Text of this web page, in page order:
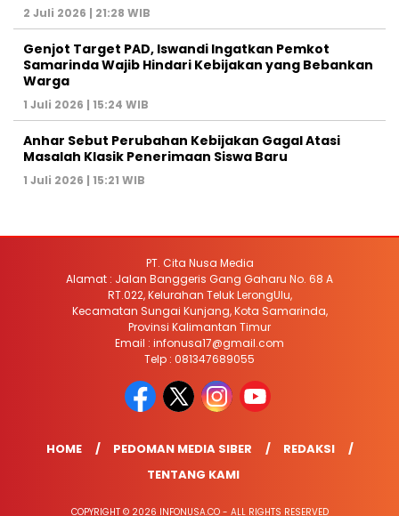
2 Juli 2026 | 21:28 WIB
Genjot Target PAD, Iswandi Ingatkan Pemkot
Samarinda Wajib Hindari Kebijakan yang Bebankan
Warga
1 Juli 2026 | 15:24 WIB
Anhar Sebut Perubahan Kebijakan Gagal Atasi
Masalah Klasik Penerimaan Siswa Baru
1 Juli 2026 | 15:21 WIB
PT. Cita Nusa Media
Alamat : Jalan Banggeris Gang Gaharu No. 68 A
RT.022, Kelurahan Teluk LerongUlu,
Kecamatan Sungai Kunjang, Kota Samarinda,
Provinsi Kalimantan Timur
Email : infonusa17@gmail.com
Telp : 081347689055
HOME PEDOMAN MEDIA SIBER
REDAKSI
TENTANG KAMI
COPYRIGHT © 2026 INFONUSA.CO - ALL RIGHTS RESERVED